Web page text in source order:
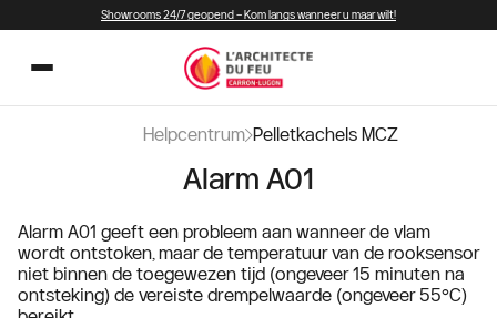
Showrooms 24/7 geopend – Kom langs wanneer u maar wilt!
Helpcentrum Pelletkachels MCZ
Alarm A01
Alarm A01 geeft een probleem aan wanneer de vlam
wordt ontstoken, maar de temperatuur van de rooksensor
niet binnen de toegewezen tijd (ongeveer 15 minuten na
ontsteking) de vereiste drempelwaarde (ongeveer 55°C)